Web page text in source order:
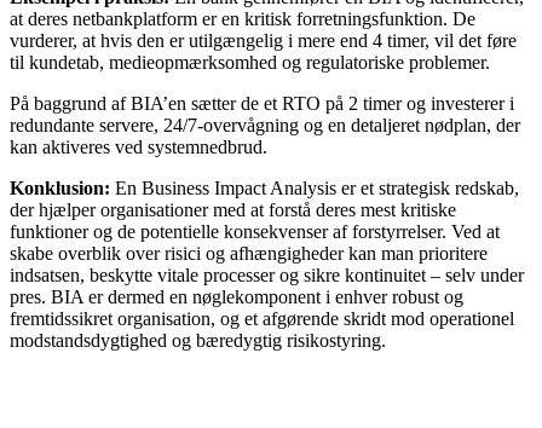
at deres netbankplatform er en kritisk forretningsfunktion. De
vurderer, at hvis den er utilgængelig i mere end 4 timer, vil det føre
til kundetab, medieopmærksomhed og regulatoriske problemer.
På baggrund af BIA’en sætter de et RTO på 2 timer og investerer i
redundante servere, 24/7-overvågning og en detaljeret nødplan, der
kan aktiveres ved systemnedbrud.
Konklusion: En Business Impact Analysis er et strategisk redskab,
der hjælper organisationer med at forstå deres mest kritiske
funktioner og de potentielle konsekvenser af forstyrrelser. Ved at
skabe overblik over risici og afhængigheder kan man prioritere
indsatsen, beskytte vitale processer og sikre kontinuitet – selv under
pres. BIA er dermed en nøglekomponent i enhver robust og
fremtidssikret organisation, og et afgørende skridt mod operationel
modstandsdygtighed og bæredygtig risikostyring.